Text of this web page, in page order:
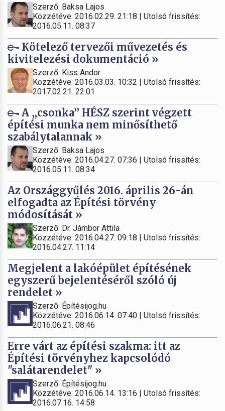
Szerző: Baksa Lajos
Közzétéve: 2016.02.29. 21:18 | Utolsó frissítés:
2016.05.11. 08:37
Kötelező tervezői művezetés és
kivitelezési dokumentáció »
Szerző: Kiss Andor
Közzétéve: 2016.03.03. 10:32 | Utolsó frissítés:
2017.02.21. 22:01
A „csonka” HÉSZ szerint végzett
építési munka nem minősíthető
szabálytalannak »
Szerző: Baksa Lajos
Közzétéve: 2016.04.27. 07:36 | Utolsó frissítés:
2016.05.11. 08:34
Az Országgyűlés 2016. április 26-án
elfogadta az Építési törvény
módosítását »
Szerző: Dr. Jámbor Attila
Közzétéve: 2016.04.27. 09:18 | Utolsó frissítés:
2016.04.27. 11:14
Megjelent a lakóépület építésének
egyszerű bejelentéséről szóló új
rendelet »
Szerző: Építésijog.hu
Közzétéve: 2016.06.14. 07:40 | Utolsó frissítés:
2016.06.21. 08:46
Erre várt az építési szakma: itt az
Építési törvényhez kapcsolódó
"salátarendelet" »
Szerző: Építésijog.hu
Közzétéve: 2016.06.14. 13:16 | Utolsó frissítés:
2016.07.16. 14:58